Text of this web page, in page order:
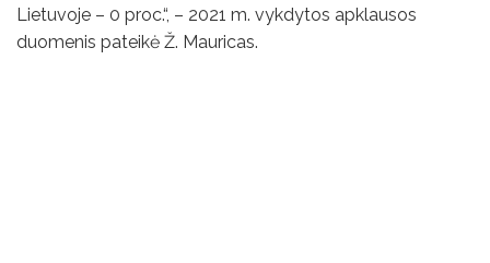
Lietuvoje – 0 proc.“, – 2021 m. vykdytos apklausos
duomenis pateikė Ž. Mauricas.